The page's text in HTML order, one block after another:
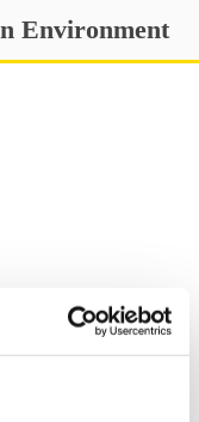
Environment